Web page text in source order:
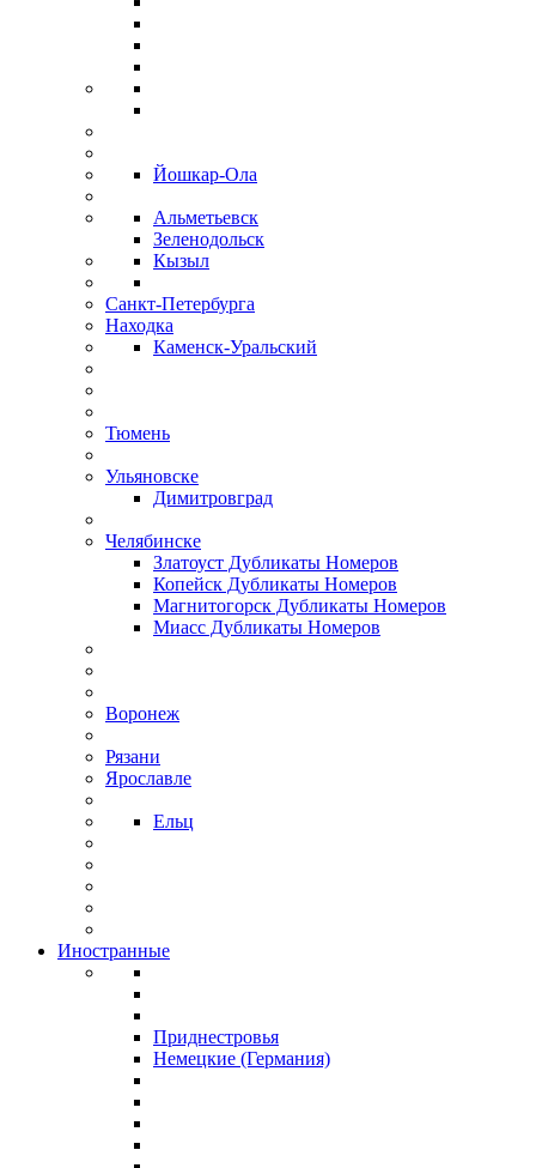
Йошкар-Ола
Альметьевск
Зеленодольск
Кызыл
Санкт-Петербурга
Находка
Каменск-Уральский
Тюмень
Ульяновске
Димитровград
Челябинске
Златоуст Дубликаты Номеров
Копейск Дубликаты Номеров
Магнитогорск Дубликаты Номеров
Миасс Дубликаты Номеров
Воронеж
Рязани
Ярославле
Ельц
Иностранные
Приднестровья
Немецкие (Германия)